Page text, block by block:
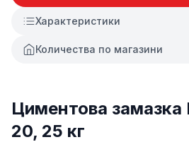
Характеристики
Количества по магазини
Циментова замазка
20, 25 кг